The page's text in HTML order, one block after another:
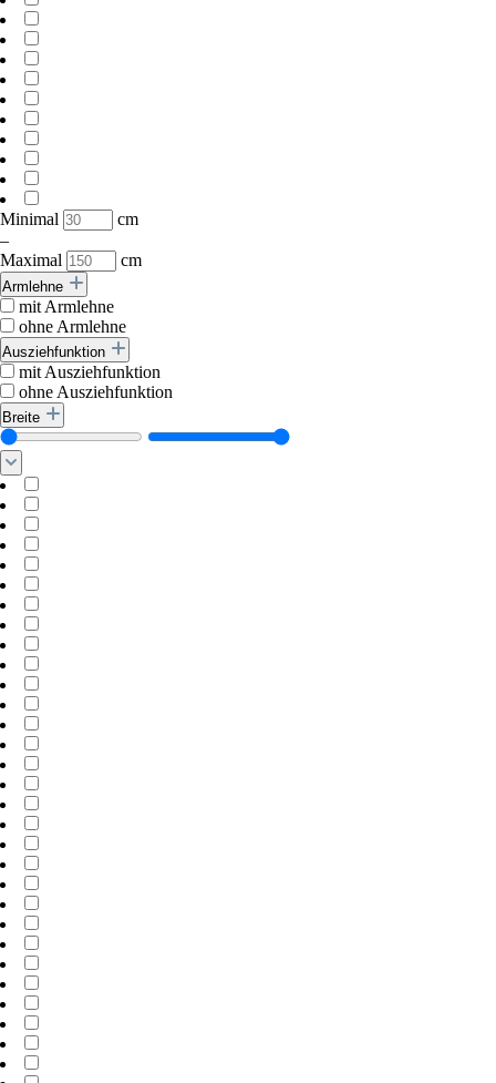
Minimal
cm
–
Maximal
cm
Armlehne
mit Armlehne
ohne Armlehne
Ausziehfunktion
mit Ausziehfunktion
ohne Ausziehfunktion
Breite